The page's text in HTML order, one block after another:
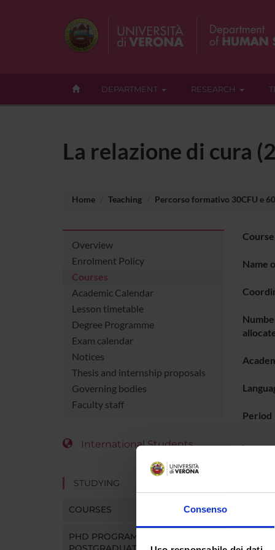
Consenso
DEPARTMENT RESEARCH
La relazione di cura
Home Teaching Percorso formativo 30CFU e
Overview
Enrolment Policy
Courses
Academic Calendar
Lesson timetable
Degree Programme
Exam calendar
Notices
Thesis and internship proposals
Governing bodies
Faculty staff
International Students
STUDYING
COURSES
PHD PROGRAMMES AND
Name
Period